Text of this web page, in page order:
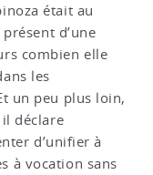
était au
d’une
combien elle
les
un peu plus loin,
déclare
d’unifier à
à vocation sans